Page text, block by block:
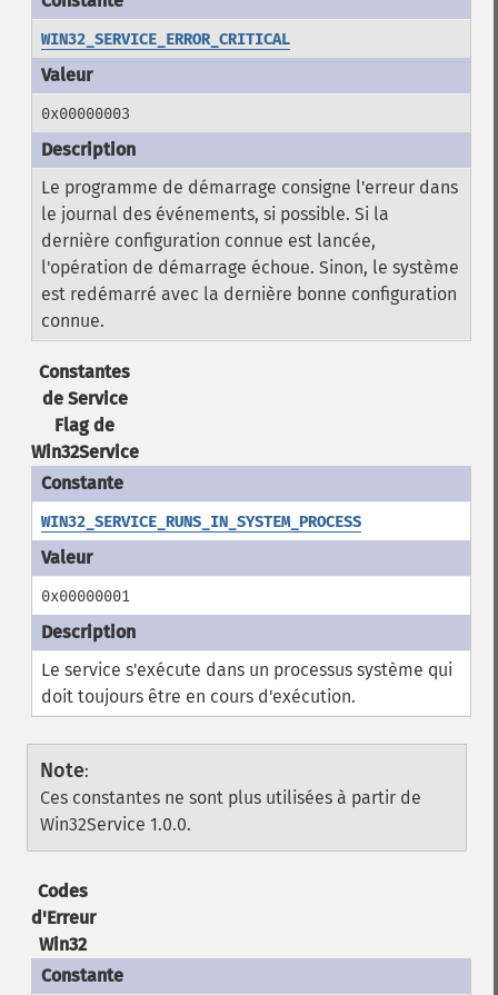
WIN32_SERVICE_ERROR_CRITICAL
0x00000003
Le programme de démarrage consigne l'erreur dans
le journal des événements, si possible. Si la
dernière configuration connue est lancée,
l'opération de démarrage échoue. Sinon, le système
est redémarré avec la dernière bonne configuration
connue.
Constantes
de Service
Flag de
Win32Service
WIN32_SERVICE_RUNS_IN_SYSTEM_PROCESS
0x00000001
Le service s'exécute dans un processus système qui
doit toujours être en cours d'exécution.
Note:
Ces constantes ne sont plus utilisées à partir de
Win32Service 1.0.0.
Codes
d'Erreur
Win32